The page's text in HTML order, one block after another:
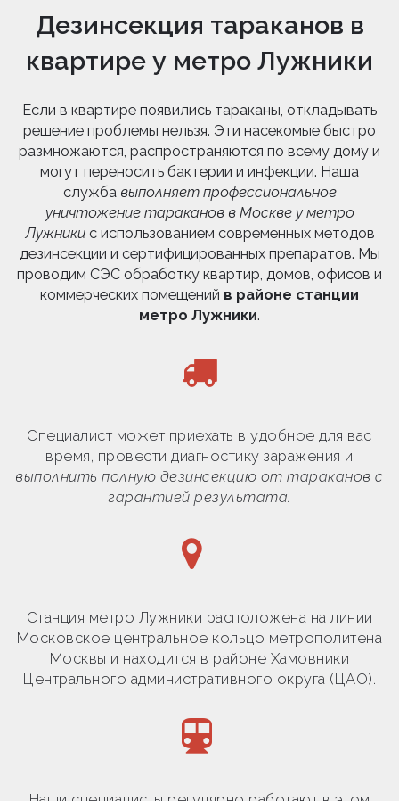
Дезинсекция тараканов в
квартире у метро Лужники
Если в квартире появились тараканы, откладывать
решение проблемы нельзя. Эти насекомые быстро
размножаются, распространяются по всему дому и
могут переносить бактерии и инфекции. Наша
служба выполняет профессиональное
уничтожение тараканов в Москве у метро
Лужникис использованием современных методов
дезинсекции и сертифицированных препаратов. Мы
проводим СЭС обработку квартир, домов, офисов и
коммерческих помещений в районе станции
метро Лужники.
Специалист может приехать в удобное для вас
время, провести диагностику заражения и
выполнить полную дезинсекцию от тараканов с
гарантией результата.
Станция метро Лужники расположена на линии
Московское центральное кольцо метрополитена
Москвы и находится в районе Хамовники
Центрального административного округа (ЦАО).